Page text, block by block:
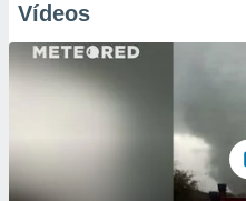
Vídeos